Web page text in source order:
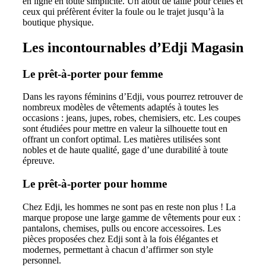
ceux qui préfèrent éviter la foule ou le trajet jusqu’à la
boutique physique.
Les incontournables d’Edji Magasin
Le prêt-à-porter pour femme
Dans les rayons féminins d’Edji, vous pourrez retrouver de
nombreux modèles de vêtements adaptés à toutes les
occasions : jeans, jupes, robes, chemisiers, etc. Les coupes
sont étudiées pour mettre en valeur la silhouette tout en
offrant un confort optimal. Les matières utilisées sont
nobles et de haute qualité, gage d’une durabilité à toute
épreuve.
Le prêt-à-porter pour homme
Chez Edji, les hommes ne sont pas en reste non plus ! La
marque propose une large gamme de vêtements pour eux :
pantalons, chemises, pulls ou encore accessoires. Les
pièces proposées chez Edji sont à la fois élégantes et
modernes, permettant à chacun d’affirmer son style
personnel.